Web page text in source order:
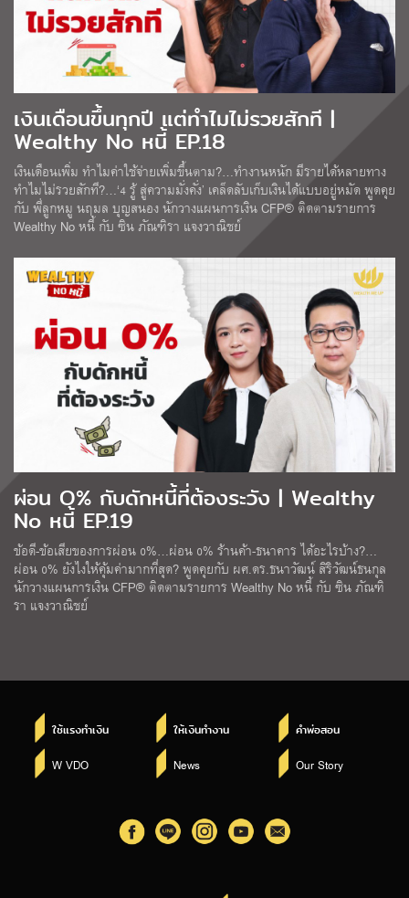
เงินเดือนขึ้นทุกปี แต่ทำไมไม่รวยสักที |
Wealthy No หนี้ EP.18
เงินเดือนเพิ่ม ทำไมค่าใช้จ่ายเพิ่มขึ้นตาม?…ทำงานหนัก มีรายได้หลายทาง
ทำไมไม่รวยสักที?…‘4 รู้ สู่ความมั่งคั่ง’ เคล็ดลับเก็บเงินได้แบบอยู่หมัด พูดคุย
กับ พี่ลูกหมู นฤมล บุญสนอง นักวางแผนการเงิน CFP® ติดตามรายการ
Wealthy No หนี้ กับ ซิน ภัณฑิรา แจงวาณิชย์
ผ่อน O% กับดักหนี้ที่ต้องระวัง | Wealthy
No หนี้ EP.19
ข้อดี-ข้อเสียของการผ่อน 0%…ผ่อน 0% ร้านค้า-ธนาคาร ได้อะไรบ้าง?…
ผ่อน 0% ยังไงให้คุ้มค่ามากที่สุด? พูดคุยกับ ผศ.ดร.ธนาวัฒน์ สิริวัฒน์ธนกุล
นักวางแผนการเงิน CFP® ติดตามรายการ Wealthy No หนี้ กับ ซิน ภัณฑิ
รา แจงวาณิชย์
ใช้แรงทำเงิน ให้เงินทำงาน คำพ่อสอน
W VDO News Our Story